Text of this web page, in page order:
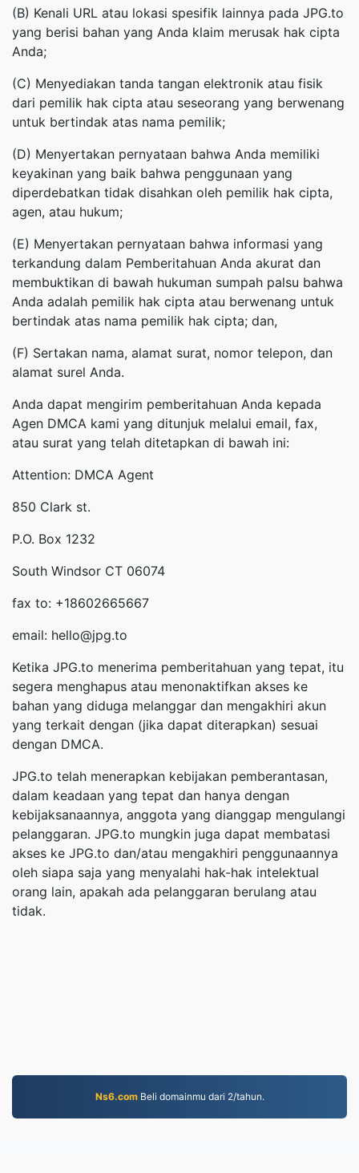
(B) Kenali URL atau lokasi spesifik lainnya pada JPG.to
yang berisi bahan yang Anda klaim merusak hak cipta
Anda;
(C) Menyediakan tanda tangan elektronik atau fisik
dari pemilik hak cipta atau seseorang yang berwenang
untuk bertindak atas nama pemilik;
(D) Menyertakan pernyataan bahwa Anda memiliki
keyakinan yang baik bahwa penggunaan yang
diperdebatkan tidak disahkan oleh pemilik hak cipta,
agen, atau hukum;
(E) Menyertakan pernyataan bahwa informasi yang
terkandung dalam Pemberitahuan Anda akurat dan
membuktikan di bawah hukuman sumpah palsu bahwa
Anda adalah pemilik hak cipta atau berwenang untuk
bertindak atas nama pemilik hak cipta; dan,
(F) Sertakan nama, alamat surat, nomor telepon, dan
alamat surel Anda.
Anda dapat mengirim pemberitahuan Anda kepada
Agen DMCA kami yang ditunjuk melalui email, fax,
atau surat yang telah ditetapkan di bawah ini:
Attention: DMCA Agent
850 Clark st.
P.O. Box 1232
South Windsor CT 06074
fax to: +18602665667
email: hello@jpg.to
Ketika JPG.to menerima pemberitahuan yang tepat, itu
segera menghapus atau menonaktifkan akses ke
bahan yang diduga melanggar dan mengakhiri akun
yang terkait dengan (jika dapat diterapkan) sesuai
dengan DMCA.
JPG.to telah menerapkan kebijakan pemberantasan,
dalam keadaan yang tepat dan hanya dengan
kebijaksanaannya, anggota yang dianggap mengulangi
pelanggaran. JPG.to mungkin juga dapat membatasi
akses ke JPG.to dan/atau mengakhiri penggunaannya
oleh siapa saja yang menyalahi hak-hak intelektual
orang lain, apakah ada pelanggaran berulang atau
tidak.
Ns6.comBeli domainmu dari 2/tahun.